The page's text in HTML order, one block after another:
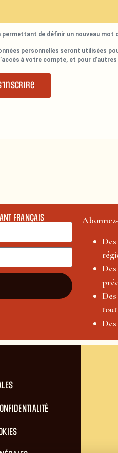
permettant de définir un nouveau mot
personnelles seront utilisées
à votre compte, et pour
FRANÇAIS